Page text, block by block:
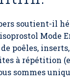
soutient-il
Mode
poêles,
à répétition
sommes